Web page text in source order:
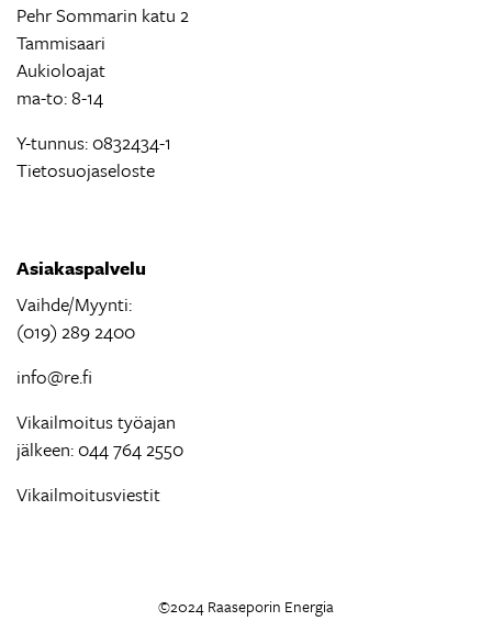
Pehr Sommarin katu 2
Tammisaari
Aukioloajat
ma-to: 8-14
Y-tunnus: 0832434-1
Tietosuojaseloste
Asiakaspalvelu
Vaihde/Myynti:
(019) 289 2400
info@re.fi
Vikailmoitus työajan
jälkeen: 044 764 2550
Vikailmoitusviestit
©2024 Raaseporin Energia